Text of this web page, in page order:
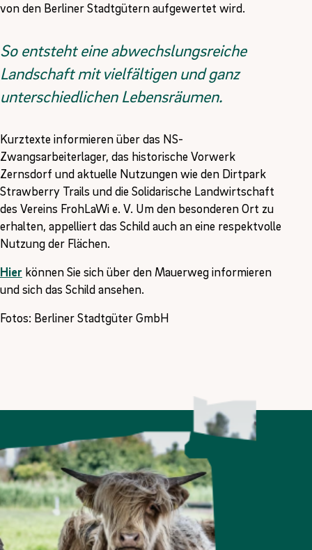
von den Berliner Stadtgütern aufgewertet wird.
So entsteht eine abwechslungsreiche
Landschaft mit vielfältigen und ganz
unterschiedlichen Lebensräumen.
Kurztexte informieren über das NS-
Zwangsarbeiterlager, das historische Vorwerk
Zernsdorf und aktuelle Nutzungen wie den Dirtpark
Strawberry Trails und die Solidarische Landwirtschaft
des Vereins FrohLaWi e. V. Um den besonderen Ort zu
erhalten, appelliert das Schild auch an eine respektvolle
Nutzung der Flächen.
Hier können Sie sich über den Mauerweg informieren
und sich das Schild ansehen.
Fotos: Berliner Stadtgüter GmbH